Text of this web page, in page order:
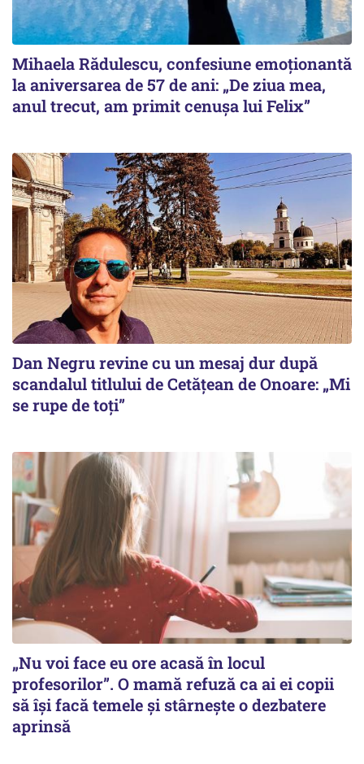
Mihaela Rădulescu, confesiune emoționantă
la aniversarea de 57 de ani: „De ziua mea,
anul trecut, am primit cenușa lui Felix”
Dan Negru revine cu un mesaj dur după
scandalul titlului de Cetățean de Onoare: „Mi
se rupe de toți”
„Nu voi face eu ore acasă în locul
profesorilor”. O mamă refuză ca ai ei copii
să își facă temele și stârnește o dezbatere
aprinsă